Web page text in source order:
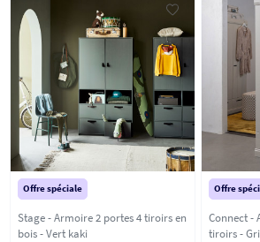
Offre spéciale
Stage - Armoire 2 portes 4 tiroirs en
bois - Vert kaki
Offre
Connect -
tiroirs